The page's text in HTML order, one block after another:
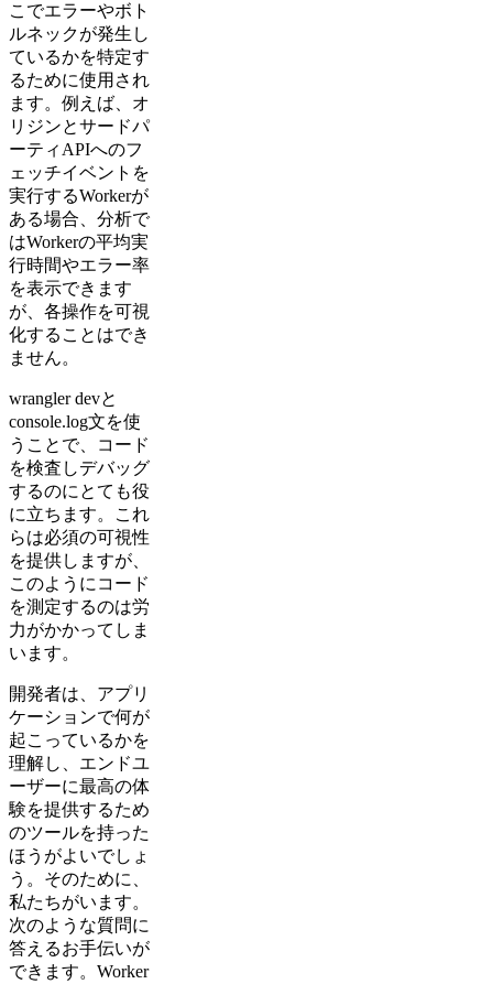
こでエラーやボト
ルネックが発生し
ているかを特定す
るために使用され
ます。例えば、オ
リジンとサードパ
ーティAPIへのフ
ェッチイベントを
実行するWorkerが
ある場合、分析で
はWorkerの平均実
行時間やエラー率
を表示できます
が、各操作を可視
化することはでき
ません。
wrangler devと
console.log文を使
うことで、コード
を検査しデバッグ
するのにとても役
に立ちます。これ
らは必須の可視性
を提供しますが、
このようにコード
を測定するのは労
力がかかってしま
います。
開発者は、アプリ
ケーションで何が
起こっているかを
理解し、エンドユ
ーザーに最高の体
験を提供するため
のツールを持った
ほうがよいでしょ
う。そのために、
私たちがいます。
次のような質問に
答えるお手伝いが
できます。Worker